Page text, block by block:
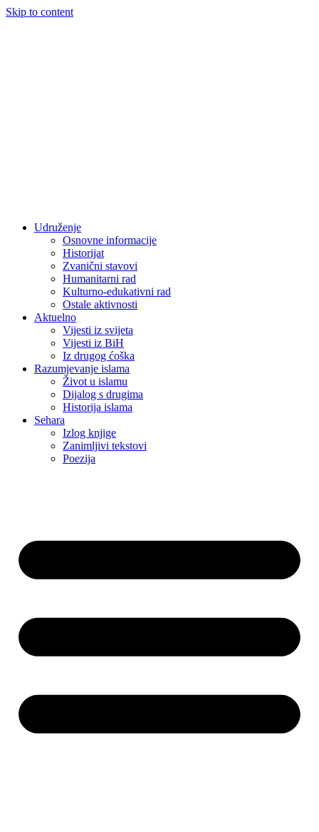
Skip to content
Udruženje
Osnovne informacije
Historijat
Zvanični stavovi
Humanitarni rad
Kulturno-edukativni rad
Ostale aktivnosti
Aktuelno
Vijesti iz svijeta
Vijesti iz BiH
Iz drugog ćoška
Razumjevanje islama
Život u islamu
Dijalog s drugima
Historija islama
Sehara
Izlog knjige
Zanimljivi tekstovi
Poezija